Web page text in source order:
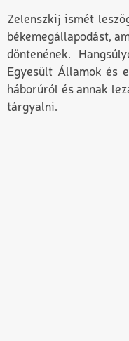
Zelenszkij ismét
békemegállapodást,
döntenének.
Egyesült Államok és
háborúról és annak
tárgyalni.